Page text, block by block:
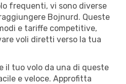
frequenti, vi sono diverse
Bojnurd. Queste
e tariffe competitive,
voli diretti verso la tua
il tuo volo da una di queste
e veloce. Approfitta